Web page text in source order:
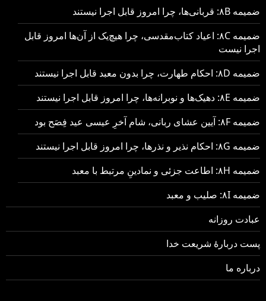
ضمیمه ۸B: قربانی‌ها، چرا امروز قابل اجرا نیستند
ضمیمه ۸C: اعیاد کتاب‌مقدسی، چرا هیچ‌یک از آن‌ها امروز قابل
اجرا نیست
ضمیمه ۸D: احکام طهارت، چرا بدون معبد قابل اجرا نیستند
ضمیمه ۸E: دهیک‌ها و نوبرانه‌ها، چرا امروز قابل اجرا نیستند
ضمیمه ۸F: آیین عشای ربانی، شام آخرِ عیسی عید فِصَح بود
ضمیمه ۸G: احکام نذیر و نذرها، چرا امروز قابل اجرا نیستند
ضمیمه ۸H: اطاعت جزئی و نمادینِ مرتبط با معبد
ضمیمه ۸I: صلیب و معبد
عبادت روزانه
پست دربارهٔ شریعت خدا
درباره ما